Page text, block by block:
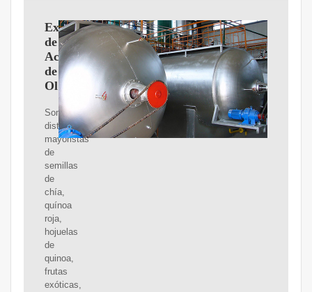
Exportadores
de
Aceite
de
Oliva
Somos
distribuidores
mayoristas
de
semillas
de
chía,
quínoa
roja,
hojuelas
de
quinoa,
frutas
exóticas,